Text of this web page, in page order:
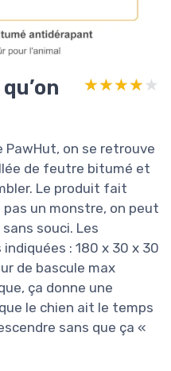
★★★★★
★★★★★
PawHut, on se retrouve
de feutre bitumé et
Le produit fait
pas un monstre, on peut
souci. Les
: 180 x 30 x 30
de bascule max
ça donne une
le chien ait le temps
sans que ça «